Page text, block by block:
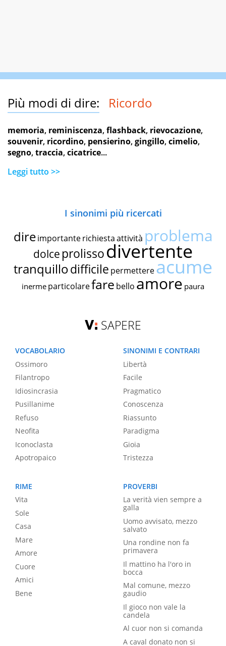
Più modi di dire: Ricordo
memoria, reminiscenza,flashback, rievocazione,
souvenir, ricordino, pensierino,gingillo,cimelio,
segno,traccia,cicatrice...
Leggi tutto >>
I sinonimi più ricercati
dire importante richiestaattività problema
dolce prolissodivertente
tranquillodifficile permettereacume
inerme particolarefare bello amore paura
SAPERE
VOCABOLARIO
Ossimoro
Filantropo
Idiosincrasia
Pusillanime
Refuso
Neofita
Iconoclasta
Apotropaico
SINONIMI E CONTRARI
Libertà
Facile
Pragmatico
Conoscenza
Riassunto
Paradigma
Gioia
Tristezza
RIME
Vita
Sole
Casa
Mare
Amore
Cuore
Amici
Bene
PROVERBI
La verità vien sempre a
galla
Uomo avvisato, mezzo
salvato
Una rondine non fa
primavera
Il mattino ha l'oro in
bocca
Mal comune, mezzo
gaudio
Il gioco non vale la
candela
Al cuor non si comanda
A caval donato non si